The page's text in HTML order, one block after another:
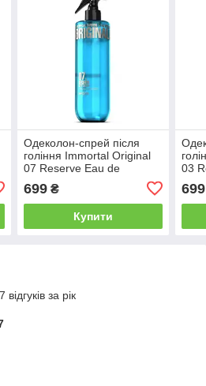
Одеколон-спрей після
гоління Immortal Original
07 Reserve Eau de
Cologne, 500 мл (NYC-50)
699₴
Купити
03
699
за рік